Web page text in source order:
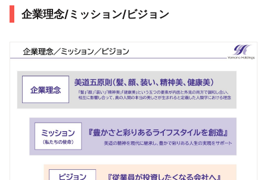
企業理念/ミッション/ビジョン